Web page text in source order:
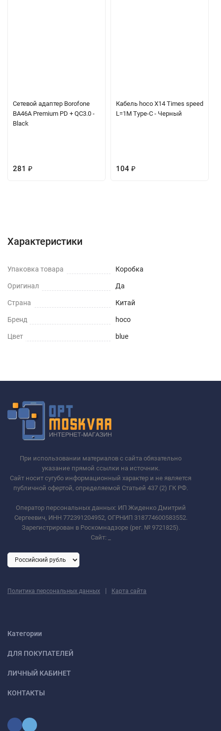
Сетевой адаптер Borofone
BA46A Premium PD + QC3.0 -
Black
281 ₽
Кабель hoco X14 Times speed
L=1M Type-C - Черный
104 ₽
Характеристики
Упаковка товара Коробка
Оригинал Да
Страна Китай
Бренд hoco
Цвет blue
При использовании материалов с сайта обязательно
указание прямой ссылки на источник.
Сайт носит сугубо информационный характер и не является
публичной офертой, определяемой Статьей 437 (2) ГК РФ.
Оператор персональных данных: ИП Жиденко Дмитрий
Сергеевич, ИНН 772391204952, ОГРНИП 318774600583552.
Зарегистрирован в Роскомнадзоре (рег. № 9721825).
Сайт:
Политика персональных данных | Карта сайта
Категории
ДЛЯ ПОКУПАТЕЛЕЙ
ЛИЧНЫЙ КАБИНЕТ
КОНТАКТЫ